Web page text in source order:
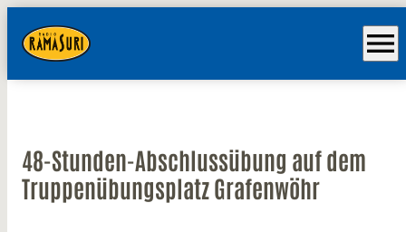
menu
48-Stunden-Abschlussübung auf dem
Truppenübungsplatz Grafenwöhr